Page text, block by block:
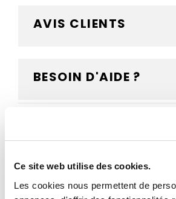
Ce site web utilise des cookies.
Les cookies nous permettent de
AVIS CLIENTS
BESOIN D'AIDE ?
Etiquette autocollante pour
violette, portant la mention
est obligatoire pour pouvoir